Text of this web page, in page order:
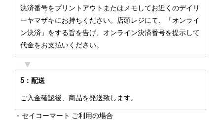
決済番号をプリントアウトまたはメモしてお近くのデイリ
ーヤマザキにお持ちください。店頭レジにて、「オンライ
ン決済」をする旨を告げ、オンライン決済番号を提示して
代金をお支払いください。
5：配送
ご入金確認後、商品を発送致します。
セイコーマート ご利用の場合